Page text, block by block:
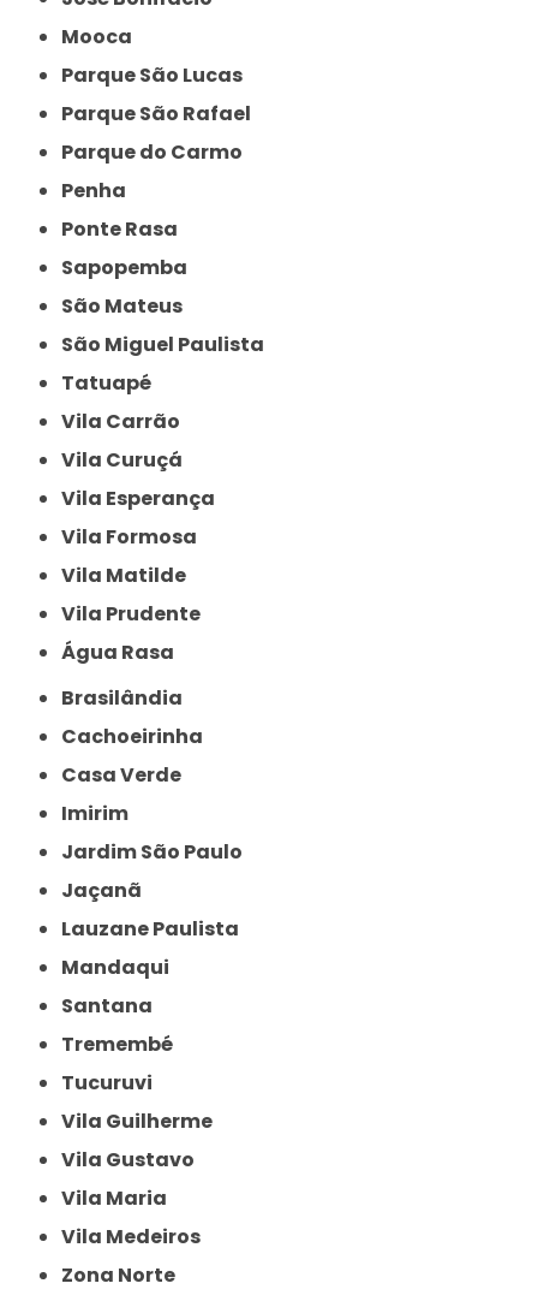
Mooca
Parque São Lucas
Parque São Rafael
Parque do Carmo
Penha
Ponte Rasa
Sapopemba
São Mateus
São Miguel Paulista
Tatuapé
Vila Carrão
Vila Curuçá
Vila Esperança
Vila Formosa
Vila Matilde
Vila Prudente
Água Rasa
Brasilândia
Cachoeirinha
Casa Verde
Imirim
Jardim São Paulo
Jaçanã
Lauzane Paulista
Mandaqui
Santana
Tremembé
Tucuruvi
Vila Guilherme
Vila Gustavo
Vila Maria
Vila Medeiros
Zona Norte